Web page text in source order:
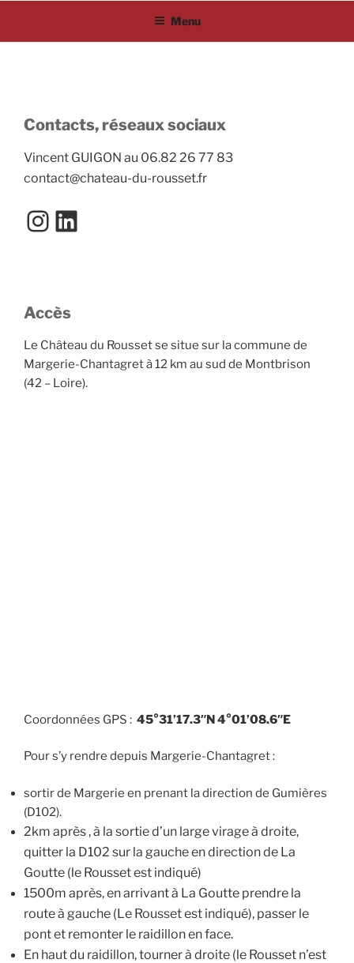
contenu
Menu
Contacts, réseaux sociaux
Vincent GUIGON au 06.82 26 77 83
contact@chateau-du-rousset.fr
Instagram
LinkedIn
Accès
Le Château du Rousset se situe sur la commune de
Margerie-Chantagret à 12 km au sud de Montbrison
(42 – Loire).
Coordonnées GPS : 45°31’17.3″N 4°01’08.6″E
Pour s’y rendre depuis Margerie-Chantagret :
sortir de Margerie en prenant la direction de Gumières
(D102).
2km après , à la sortie d’un large virage à droite,
quitter la D102 sur la gauche en direction de La
Goutte (le Rousset est indiqué)
1500m après, en arrivant à La Goutte prendre la
route à gauche (Le Rousset est indiqué), passer le
pont et remonter le raidillon en face.
En haut du raidillon, tourner à droite (le Rousset n’est